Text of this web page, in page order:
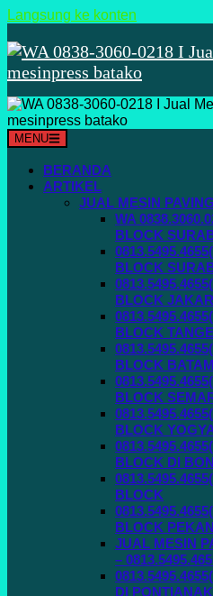
Langsung ke konten
MENU
BERANDA
ARTIKEL
JUAL MESIN
WA
BLOCK
BLOCK
BLOCK
BLOCK
BLOCK BATAM
BLOCK
BLOCK
BLOCK DI
BLOCK
BLOCK
JUAL MESIN
–
DI PONTIANAK